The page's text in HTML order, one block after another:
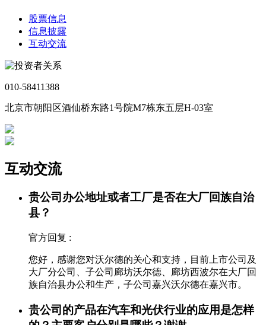
股票信息
信息披露
互动交流
010-58411388
北京市朝阳区酒仙桥东路1号院M7栋东五层H-03室
互动交流
贵公司办公地址或者工厂是否在大厂回族自治
县？
官方回复 :
您好，感谢您对沃尔德的关心和支持，目前上市公司及
大厂分公司、子公司廊坊沃尔德、廊坊西波尔在大厂回
族自治县办公和生产，子公司嘉兴沃尔德在嘉兴市。
贵公司的产品在汽车和光伏行业的应用是怎样